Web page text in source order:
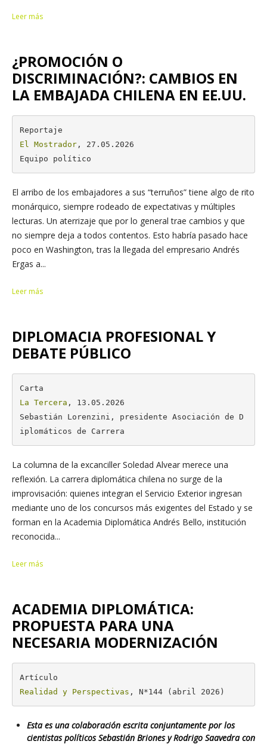
Leer más
¿PROMOCIÓN O
DISCRIMINACIÓN?: CAMBIOS EN
LA EMBAJADA CHILENA EN EE.UU.
El Mostrador, 27.05.2026
Equipo político
El arribo de los embajadores a sus “terruños” tiene algo de rito
monárquico, siempre rodeado de expectativas y múltiples
lecturas. Un aterrizaje que por lo general trae cambios y que
no siempre deja a todos contentos. Esto habría pasado hace
poco en Washington, tras la llegada del empresario Andrés
Ergas a...
Leer más
DIPLOMACIA PROFESIONAL Y
DEBATE PÚBLICO
La Tercera , 13.05.2026
Sebastián Lorenzini, presidente Asociación de D
iplomáticos de Carrera
La columna de la excanciller Soledad Alvear merece una
reflexión. La carrera diplomática chilena no surge de la
improvisación: quienes integran el Servicio Exterior ingresan
mediante uno de los concursos más exigentes del Estado y se
forman en la Academia Diplomática Andrés Bello, institución
reconocida...
Leer más
ACADEMIA DIPLOMÁTICA:
PROPUESTA PARA UNA
NECESARIA MODERNIZACIÓN
Realidad y Perspectivas , N*144 (abril 2026)
Esta es una colaboración escrita conjuntamente por los
cientistas políticos Sebastián Briones y Rodrigo Saavedra con